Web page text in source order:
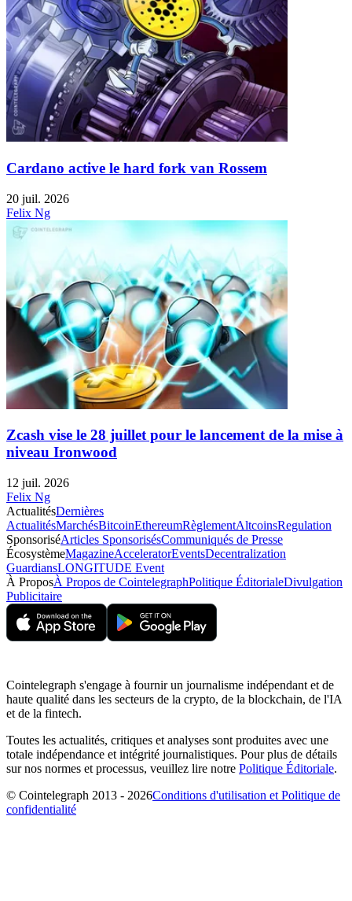
Cardano active le hard fork van Rossem
20 juil. 2026
Felix Ng
Zcash vise le 28 juillet pour le lancement de la mise à
niveau Ironwood
12 juil. 2026
Felix Ng
ActualitésDernières
ActualitésMarchésBitcoinEthereumRèglementAltcoinsRegulation
SponsoriséArticles SponsorisésCommuniqués de Presse
ÉcosystèmeMagazineAcceleratorEventsDecentralization
GuardiansLONGITUDE Event
À ProposÀ Propos de CointelegraphPolitique ÉditorialeDivulgation
Publicitaire
Cointelegraph s'engage à fournir un journalisme indépendant et de
haute qualité dans les secteurs de la crypto, de la blockchain, de l'IA
et de la fintech.
Toutes les actualités, critiques et analyses sont produites avec une
totale indépendance et intégrité journalistiques. Pour plus de détails
sur nos normes et processus, veuillez lire notre Politique Éditoriale.
© Cointelegraph 2013 - 2026Conditions d'utilisation et Politique de
confidentialité